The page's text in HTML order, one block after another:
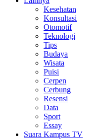
Kesehatan
Konsultasi
Otomotif
Teknologi
Tips
Budaya
Wisata
Puisi
Cerpen
Cerbung
Resensi
Data
Sport
Essay
Suara Kampus TV